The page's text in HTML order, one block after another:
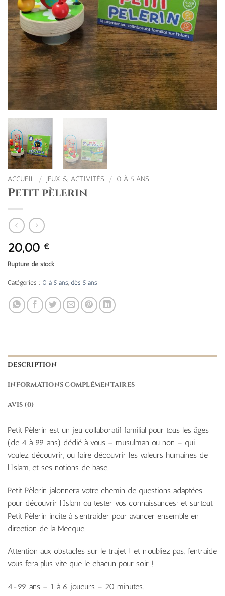
ACCUEIL / JEUX & ACTIVITÉS / 0 À 5 ANS
Petit pèlerin
20,00 €
Rupture de stock
Catégories : 0 à 5 ans dès 5 ans
DESCRIPTION
INFORMATIONS COMPLÉMENTAIRES
AVIS (0)
Petit Pèlerin est un jeu collaboratif familial pour tous les âges
(de 4 à 99 ans) dédié à vous – musulman ou non – qui
voulez découvrir, ou faire découvrir les valeurs humaines de
l’Islam, et ses notions de base.
Petit Pèlerin jalonnera votre chemin de questions adaptées
pour découvrir l’Islam ou tester vos connaissances; et surtout
Petit Pèlerin incite à s’entraider pour avancer ensemble en
direction de la Mecque.
Attention aux obstacles sur le trajet ! et n’oubliez pas, l’entraide
vous fera plus vite que le chacun pour soir !
4-99 ans – 1 à 6 joueurs – 20 minutes.